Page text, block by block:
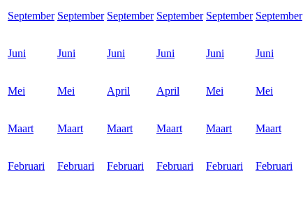
September September September September September September
Juni Juni Juni Juni Juni Juni
Mei Mei April April Mei Mei
Maart Maart Maart Maart Maart Maart
Februari Februari Februari Februari Februari Februari